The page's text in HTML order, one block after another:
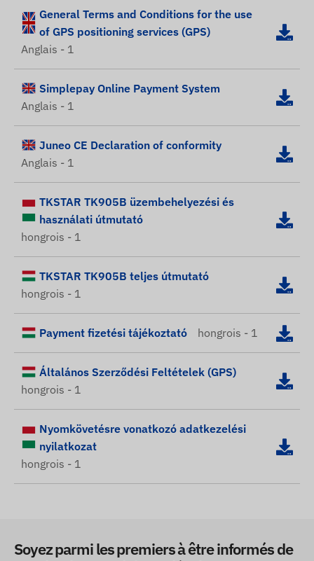
General Terms and Conditions for the use
of GPS positioning services (GPS)
Anglais - 1
Simplepay Online Payment System
Anglais - 1
Juneo CE Declaration of conformity
Anglais - 1
TKSTAR TK905B üzembehelyezési és
használati útmutató
hongrois - 1
TKSTAR TK905B teljes útmutató
hongrois - 1
Payment fizetési tájékoztató hongrois - 1
Általános Szerződési Feltételek (GPS)
hongrois - 1
Nyomkövetésre vonatkozó adatkezelési
nyilatkozat
hongrois - 1
Soyez parmi les premiers à être informés de